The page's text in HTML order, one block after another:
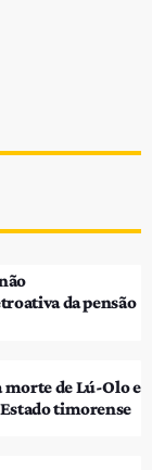
da pensão
de Lú-Olo e
timorense